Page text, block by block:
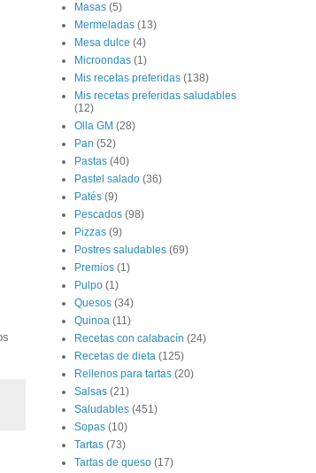
Masas (5)
Mermeladas (13)
Mesa dulce (4)
Microondas (1)
Mis recetas preferidas (138)
Mis recetas preferidas saludables
(12)
Olla GM (28)
Pan (52)
Pastas (40)
Pastel salado (36)
Patés (9)
Pescados (98)
Pizzas (9)
Postres saludables (69)
Premios (1)
Pulpo (1)
Quesos (34)
Quinoa (11)
Recetas con calabacín (24)
Recetas de dieta (125)
Rellenos para tartas (20)
Salsas (21)
Saludables (451)
Sopas (10)
Tartas (73)
Tartas de queso (17)